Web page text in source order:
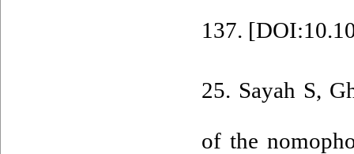
137. [
25. Sayah S,
of the